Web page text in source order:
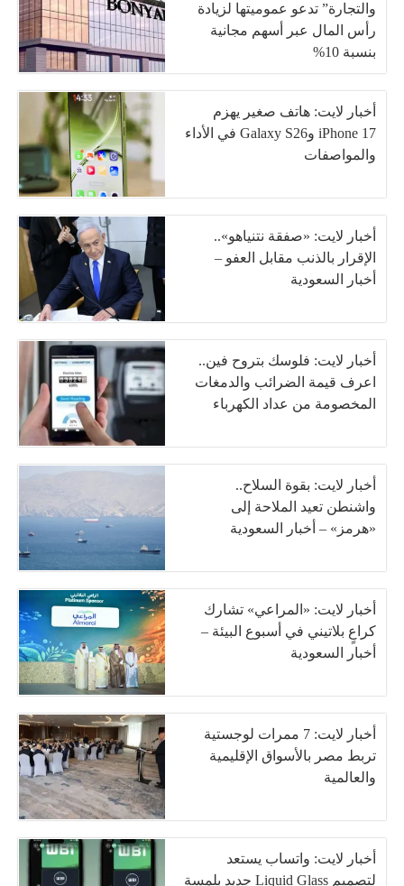
والتجارة” تدعو عموميتها لزيادة
رأس المال عبر أسهم مجانية
بنسبة 10%
أخبار لايت: هاتف صغير يهزم
iPhone 17 وGalaxy S26 في الأداء
والمواصفات
أخبار لايت: «صفقة نتنياهو»..
الإقرار بالذنب مقابل العفو –
أخبار السعودية
أخبار لايت: فلوسك بتروح فين..
اعرف قيمة الضرائب والدمغات
المخصومة من عداد الكهرباء
أخبار لايت: بقوة السلاح..
واشنطن تعيد الملاحة إلى
«هرمز» – أخبار السعودية
أخبار لايت: «المراعي» تشارك
كراعٍ بلاتيني في أسبوع البيئة –
أخبار السعودية
أخبار لايت: 7 ممرات لوجستية
تربط مصر بالأسواق الإقليمية
والعالمية
أخبار لايت: واتساب يستعد
لتصميم Liquid Glass جديد بلمسة